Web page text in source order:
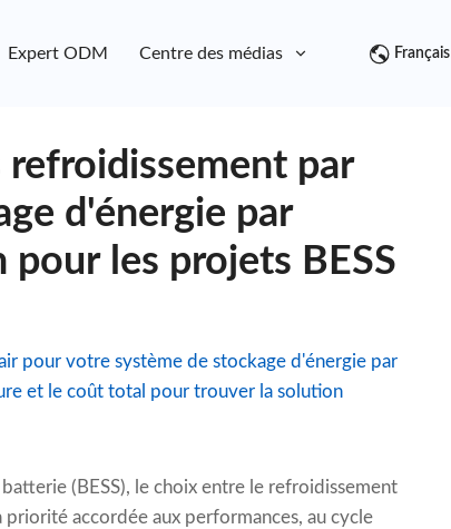
Expert ODM Centre des médias ContactFrançais
refroidissement par
d'énergie par
les projets BESS
pour votre système de stockage d'énergie par
et le coût total pour trouver la solution
(BESS), le choix entre le refroidissement
accordée aux performances, au cycle